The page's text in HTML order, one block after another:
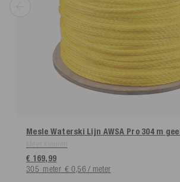
Mesle Waterski Lijn AWSA Pro 304 m
€ 169,99
305 meter € 0,56 / meter